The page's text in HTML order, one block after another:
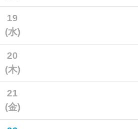
19
(水)
20
(木)
21
(金)